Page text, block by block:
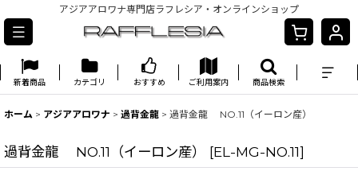
アジアアロワナ専門店ラフレシア・オンラインショップ
新着商品 カテゴリ おすすめ ご利用案内 商品検索
ホーム > アジアアロワナ > 過背金龍 > 過背金龍 NO.11（イーロン産）
過背金龍 NO.11（イーロン産） [EL-MG-NO.11]